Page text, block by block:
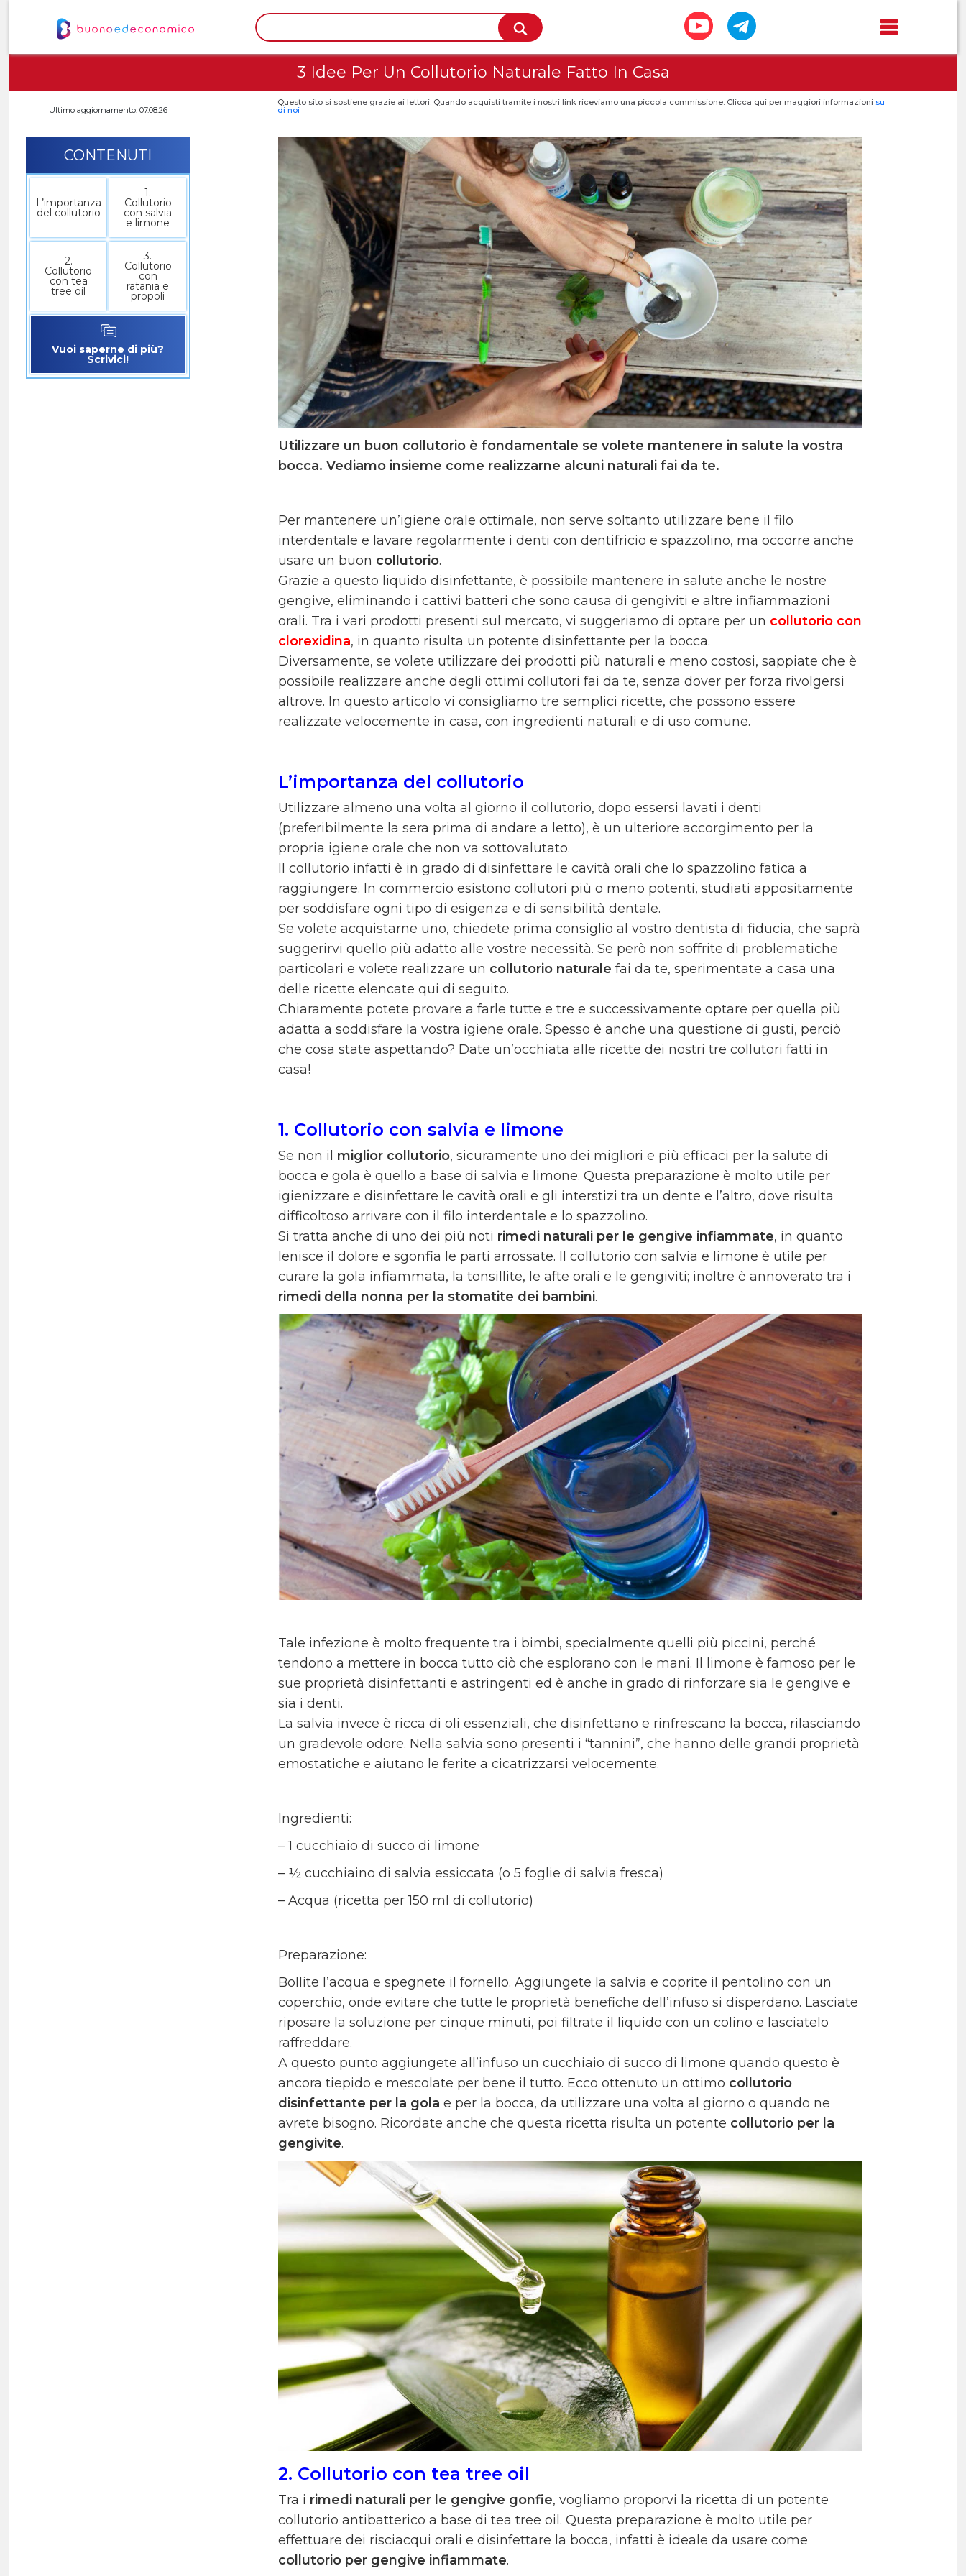
3 Idee Per Un Collutorio Naturale Fatto In Casa
Ultimo aggiornamento: 07.08.26
Questo sito si sostiene grazie ai lettori. Quando acquisti tramite i nostri link riceviamo una piccola commissione. Clicca qui per maggiori informazioni su
di noi
CONTENUTI
L’importanza
del collutorio
1.
Collutorio
con salvia
e limone
2.
Collutorio
con tea
tree oil
3.
Collutorio
con
ratania e
propoli
Vuoi saperne di più?
Scrivici!
Utilizzare un buon collutorio è fondamentale se volete mantenere in salute la vostra
bocca. Vediamo insieme come realizzarne alcuni naturali fai da te.
Per mantenere un’igiene orale ottimale, non serve soltanto utilizzare bene il filo
interdentale e lavare regolarmente i denti con dentifricio e spazzolino, ma occorre anche
usare un buon collutorio.
Grazie a questo liquido disinfettante, è possibile mantenere in salute anche le nostre
gengive, eliminando i cattivi batteri che sono causa di gengiviti e altre infiammazioni
orali. Tra i vari prodotti presenti sul mercato, vi suggeriamo di optare per un collutorio con
clorexidina, in quanto risulta un potente disinfettante per la bocca.
Diversamente, se volete utilizzare dei prodotti più naturali e meno costosi, sappiate che è
possibile realizzare anche degli ottimi collutori fai da te, senza dover per forza rivolgersi
altrove. In questo articolo vi consigliamo tre semplici ricette, che possono essere
realizzate velocemente in casa, con ingredienti naturali e di uso comune.
L’importanza del collutorio
Utilizzare almeno una volta al giorno il collutorio, dopo essersi lavati i denti
(preferibilmente la sera prima di andare a letto), è un ulteriore accorgimento per la
propria igiene orale che non va sottovalutato.
Il collutorio infatti è in grado di disinfettare le cavità orali che lo spazzolino fatica a
raggiungere. In commercio esistono collutori più o meno potenti, studiati appositamente
per soddisfare ogni tipo di esigenza e di sensibilità dentale.
Se volete acquistarne uno, chiedete prima consiglio al vostro dentista di fiducia, che saprà
suggerirvi quello più adatto alle vostre necessità. Se però non soffrite di problematiche
particolari e volete realizzare un collutorio naturale fai da te, sperimentate a casa una
delle ricette elencate qui di seguito.
Chiaramente potete provare a farle tutte e tre e successivamente optare per quella più
adatta a soddisfare la vostra igiene orale. Spesso è anche una questione di gusti, perciò
che cosa state aspettando? Date un’occhiata alle ricette dei nostri tre collutori fatti in
casa!
1. Collutorio con salvia e limone
Se non il miglior collutorio, sicuramente uno dei migliori e più efficaci per la salute di
bocca e gola è quello a base di salvia e limone. Questa preparazione è molto utile per
igienizzare e disinfettare le cavità orali e gli interstizi tra un dente e l’altro, dove risulta
difficoltoso arrivare con il filo interdentale e lo spazzolino.
Si tratta anche di uno dei più noti rimedi naturali per le gengive infiammate, in quanto
lenisce il dolore e sgonfia le parti arrossate. Il collutorio con salvia e limone è utile per
curare la gola infiammata, la tonsillite, le afte orali e le gengiviti; inoltre è annoverato tra i
rimedi della nonna per la stomatite dei bambini.
Tale infezione è molto frequente tra i bimbi, specialmente quelli più piccini, perché
tendono a mettere in bocca tutto ciò che esplorano con le mani. Il limone è famoso per le
sue proprietà disinfettanti e astringenti ed è anche in grado di rinforzare sia le gengive e
sia i denti.
La salvia invece è ricca di oli essenziali, che disinfettano e rinfrescano la bocca, rilasciando
un gradevole odore. Nella salvia sono presenti i “tannini”, che hanno delle grandi proprietà
emostatiche e aiutano le ferite a cicatrizzarsi velocemente.
Ingredienti:
– 1 cucchiaio di succo di limone
– ½ cucchiaino di salvia essiccata (o 5 foglie di salvia fresca)
– Acqua (ricetta per 150 ml di collutorio)
Preparazione:
Bollite l’acqua e spegnete il fornello. Aggiungete la salvia e coprite il pentolino con un
coperchio, onde evitare che tutte le proprietà benefiche dell’infuso si disperdano. Lasciate
riposare la soluzione per cinque minuti, poi filtrate il liquido con un colino e lasciatelo
raffreddare.
A questo punto aggiungete all’infuso un cucchiaio di succo di limone quando questo è
ancora tiepido e mescolate per bene il tutto. Ecco ottenuto un ottimo collutorio
disinfettante per la gola e per la bocca, da utilizzare una volta al giorno o quando ne
avrete bisogno. Ricordate anche che questa ricetta risulta un potente collutorio per la
gengivite.
2. Collutorio con tea tree oil
Tra i rimedi naturali per le gengive gonfie, vogliamo proporvi la ricetta di un potente
collutorio antibatterico a base di tea tree oil. Questa preparazione è molto utile per
effettuare dei risciacqui orali e disinfettare la bocca, infatti è ideale da usare come
collutorio per gengive infiammate.